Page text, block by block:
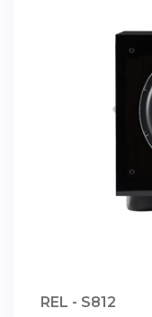
REL - S812